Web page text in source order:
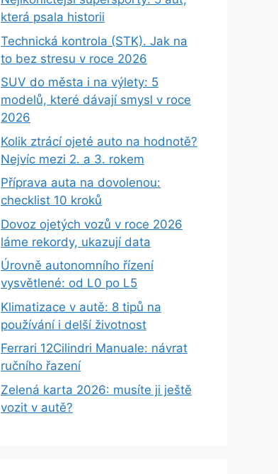
která psala historii
Technická kontrola (STK). Jak na
to bez stresu v roce 2026
SUV do města i na výlety: 5
modelů, které dávají smysl v roce
2026
Kolik ztrácí ojeté auto na hodnotě?
Nejvíc mezi 2. a 3. rokem
Příprava auta na dovolenou:
checklist 10 kroků
Dovoz ojetých vozů v roce 2026
láme rekordy, ukazují data
Úrovně autonomního řízení
vysvětlené: od L0 po L5
Klimatizace v autě: 8 tipů na
používání i delší životnost
Ferrari 12Cilindri Manuale: návrat
ručního řazení
Zelená karta 2026: musíte ji ještě
vozit v autě?